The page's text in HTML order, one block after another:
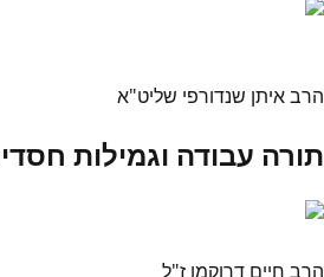
הרב איתן שנדורפי שליט"א
תורה עבודה וגמילות
הרב חיים דרוקמן ז"ל